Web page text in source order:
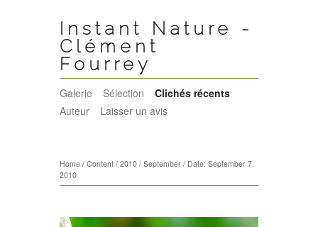
Instant Nature -
Clément
Fourrey
Galerie Sélection
Clichés récents
Auteur
Laisser un avis
Home / Content / 2010 / September / Date: September 7,
2010